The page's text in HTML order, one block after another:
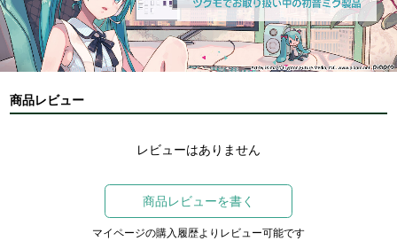
商品レビュー
レビューはありません
商品レビューを書く
マイページの購入履歴よりレビュー可能です